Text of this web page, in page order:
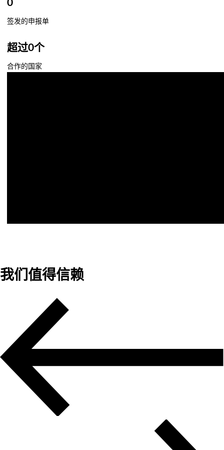
0
签发的申报单
超过0个
合作的国家
我们值得信赖